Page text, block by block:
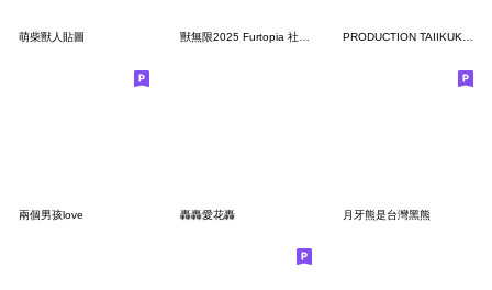
萌柴獸人貼圖 獸無限2025 Furtopia 社畜貼圖 PRODUCTION TAIIKUKAN STICKER 2025
兩個男孩love 轟轟愛花轟 月牙熊是台灣黑熊